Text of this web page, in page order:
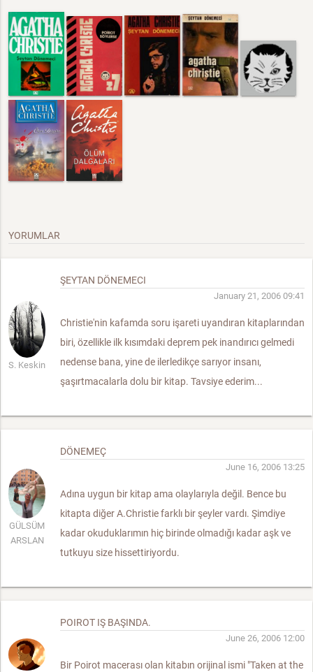
YORUMLAR
S. Keskin
ŞEYTAN DÖNEMECI
January 21, 2006 09:41
Christie'nin kafamda soru işareti uyandıran kitaplarından
biri, özellikle ilk kısımdaki deprem pek inandırıcı gelmedi
nedense bana, yine de ilerledikçe sarıyor insanı,
şaşırtmacalarla dolu bir kitap. Tavsiye ederim...
GÜLSÜM
ARSLAN
DÖNEMEÇ
June 16, 2006 13:25
Adına uygun bir kitap ama olaylarıyla değil. Bence bu
kitapta diğer A.Christie farklı bir şeyler vardı. Şimdiye
kadar okuduklarımın hiç birinde olmadığı kadar aşk ve
tutkuyu size hissettiriyordu.
POIROT IŞ BAŞINDA.
June 26, 2006 12:00
Bir Poirot macerası olan kitabın orijinal ismi "Taken at the